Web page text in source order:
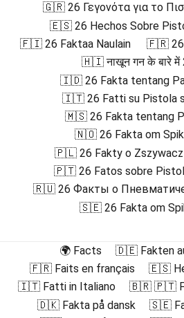
🇬🇷 26 Γεγονότα για το
🇪🇸 26 Hechos Sobre
🇫🇮 26 Faktaa Naulain
🇫🇷 26
🇭🇮 नाखून गन के बारे में
🇮🇩 26 Fakta tentang
🇮🇹 26 Fatti su Pistola
🇲🇸 26 Fakta tentang
🇳🇴 26 Fakta om
🇵🇱 26 Fakty o Zszywacz
🇵🇹 26 Fatos sobre
🇷🇺 26 Факты о
🇸🇪 26 Fakta om
🌍 Facts
🇩🇪 Fakten
🇫🇷 Faits en français
🇪🇸
🇮🇹 Fatti in Italiano
🇧🇷 🇵🇹
🇩🇰 Fakta på dansk
🇸🇪